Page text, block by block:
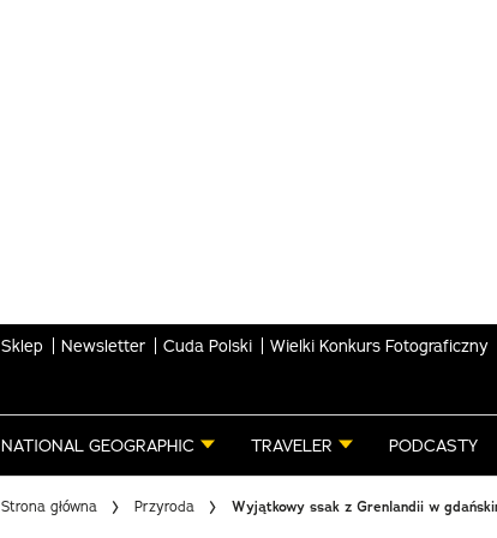
Sklep Newsletter Cuda Polski Wielki Konkurs Fotograficzny
NATIONAL GEOGRAPHIC TRAVELER PODCASTY
Strona główna Przyroda Wyjątkowy ssak z Grenlandii w